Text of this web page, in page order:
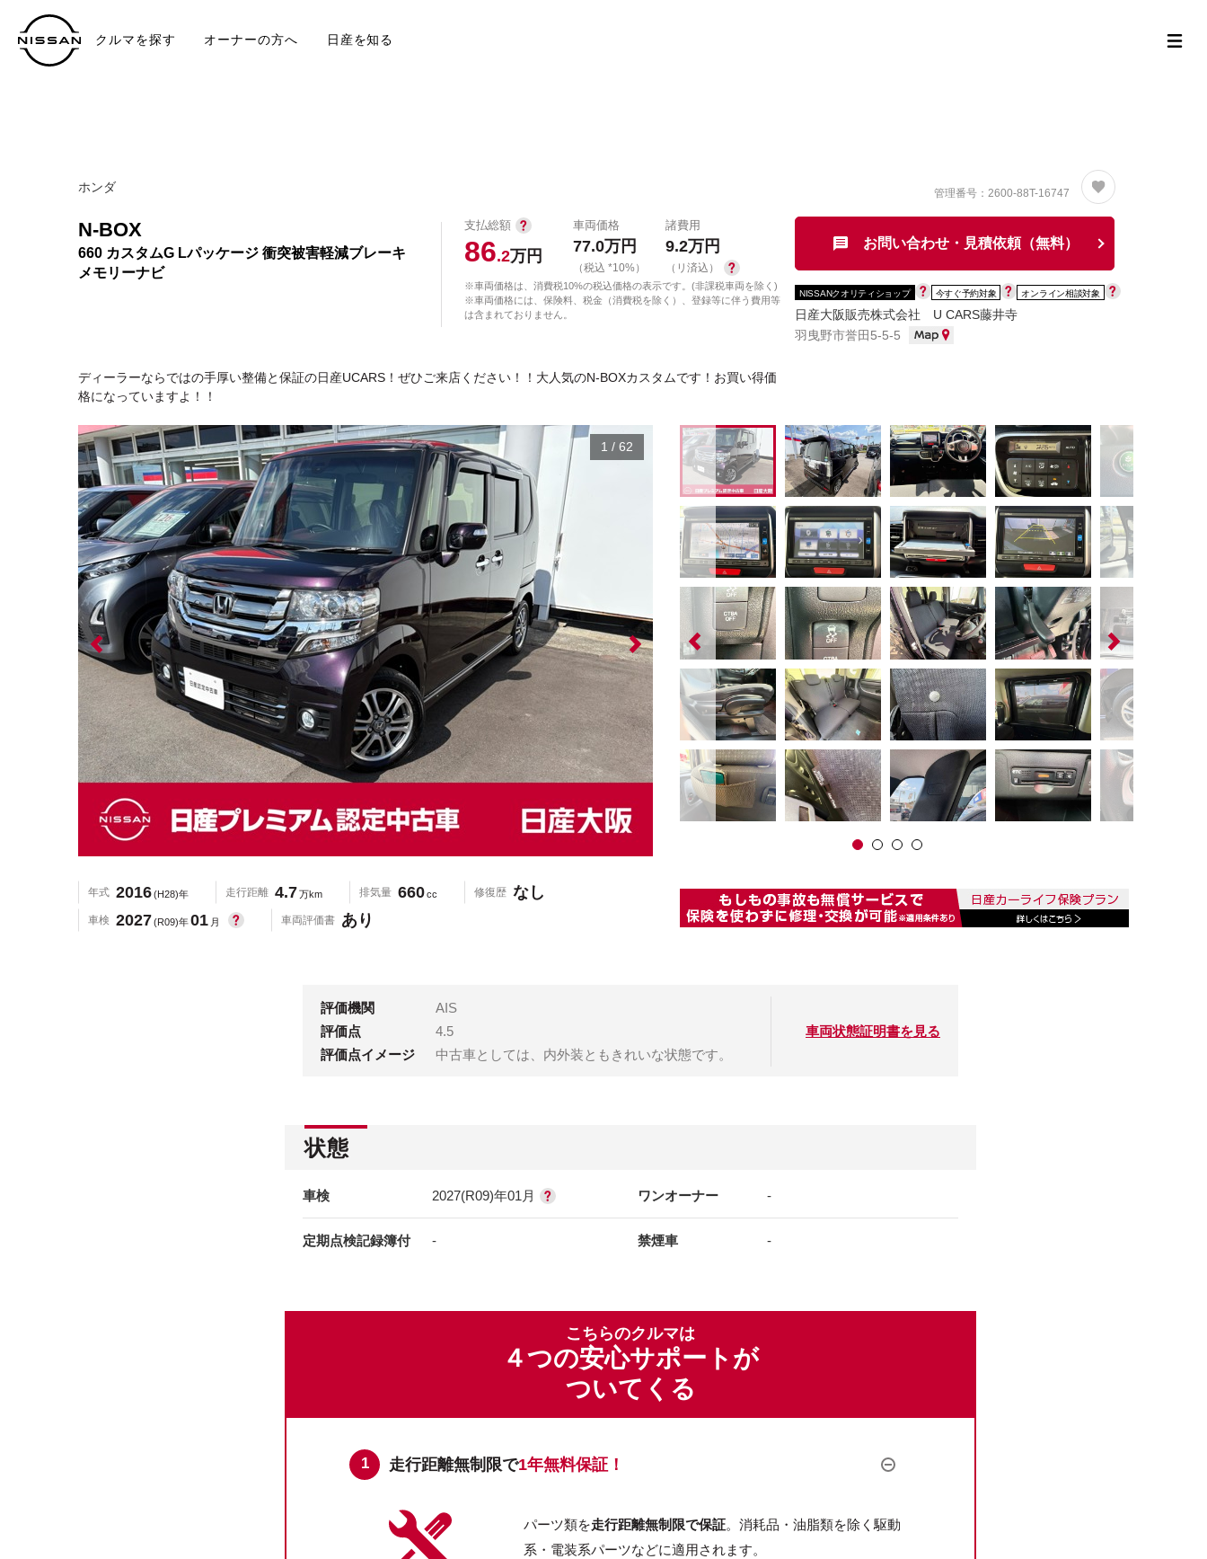
クルマを探す オーナーの方へ 日産を知る
ホンダ
N-BOX
660 カスタムG Lパッケージ 衝突被害軽減ブレーキ
メモリーナビ
支払総額
86.2万円
車両価格
77.0万円
（税込 *10%）
諸費用
9.2万円
（リ済込）
※車両価格は、消費税10%の税込価格の表示です。(非課税車両を除く)
※車両価格には、保険料、税金（消費税を除く）、登録等に伴う費用等
は含まれておりません。
ディーラーならではの手厚い整備と保証の日産UCARS！ぜひご来店ください！！大人気のN-BOXカスタムです！お買い得価
格になっていますよ！！
管理番号：2600-88T-16747
お問い合わせ・見積依頼（無料）
NISSANクオリティショップ 今すぐ予約対象 オンライン相談対象
日産大阪販売株式会社 U CARS藤井寺
羽曳野市誉田5-5-5
1 / 62
年式 2016(H28)年 走行距離 4.7万km 排気量 660cc 修復歴 なし
車検 2027(R09)年01 月 車両評価書 あり
評価機関
AIS
評価点
4.5
評価点イメージ
中古車としては、内外装ともきれいな状態です。
車両状態証明書を見る
状態
車検 2027(R09)年01月 ワンオーナー -
定期点検記録簿付 - 禁煙車 -
こちらのクルマは
４つの安心サポートが
ついてくる
走行距離無制限で1年無料保証！
パーツ類を走行距離無制限で保証。消耗品・油脂類を除く駆動
系・電装系パーツなどに適用されます。